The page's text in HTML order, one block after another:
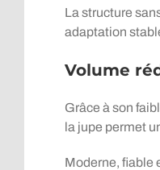
La structure
adaptation
Volume
Grâce à son
la jupe permet
Moderne, fiable